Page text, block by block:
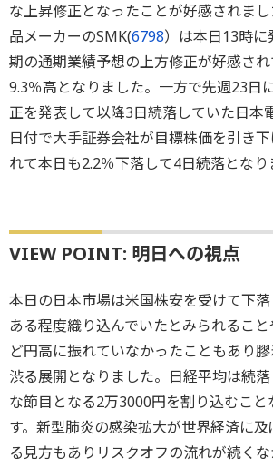
な上昇修正となったことが好感されま
品メーカーのSMK(6798）は本日13時に
期の通期業績予想の上方修正が好感され
9.3％高となりました。一方で先週23日
正を発表して以降3日続落していた日本
日付で大手証券会社が目標株価を引き
れて本日も2.2％下落して4日続落となり
VIEW POINT: 明日への視点
本日の日本市場は米国株安を受けて下
ある程度織り込んでいたとみられるこ
ど円高に振れていなかったこともあり
渋る展開となりました。日経平均は続
な節目となる2万3000円を割り込むこと
す。新型肺炎の感染拡大が世界経済に
る見方もありリスクオフの流れが続く